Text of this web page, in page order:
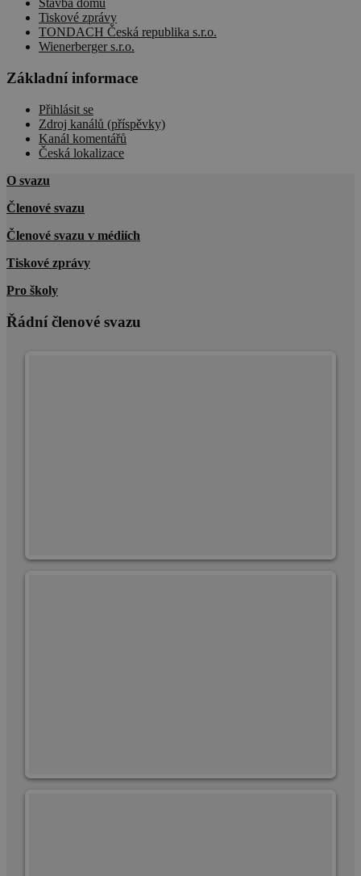
Stavba domu
Tiskové zprávy
TONDACH Česká republika s.r.o.
Wienerberger s.r.o.
Základní informace
Přihlásit se
Zdroj kanálů (příspěvky)
Kanál komentářů
Česká lokalizace
O svazu
Členové svazu
Členové svazu v médiích
Tiskové zprávy
Pro školy
Řádní členové svazu